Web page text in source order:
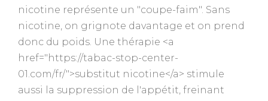
nicotine représente un "coupe-faim". Sans
nicotine, on grignote davantage et on prend
donc du poids. Une thérapie <a
href="https://tabac-stop-center-
01.com/fr/">substitut nicotine</a> stimule
aussi la suppression de l'appétit, freinant